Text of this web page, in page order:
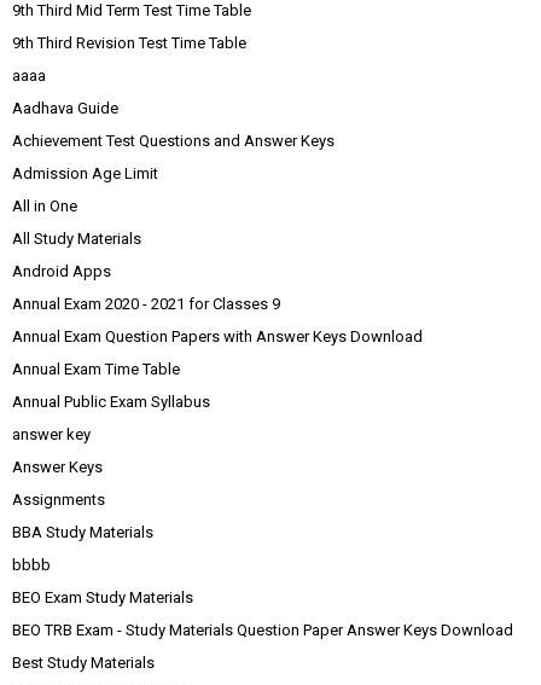
9th Third Mid Term Test Time Table
9th Third Revision Test Time Table
aaaa
Aadhava Guide
Achievement Test Questions and Answer Keys
Admission Age Limit
All in One
All Study Materials
Android Apps
Annual Exam 2020 - 2021 for Classes 9
Annual Exam Question Papers with Answer Keys Download
Annual Exam Time Table
Annual Public Exam Syllabus
answer key
Answer Keys
Assignments
BBA Study Materials
bbbb
BEO Exam Study Materials
BEO TRB Exam - Study Materials Question Paper Answer Keys Download
Best Study Materials